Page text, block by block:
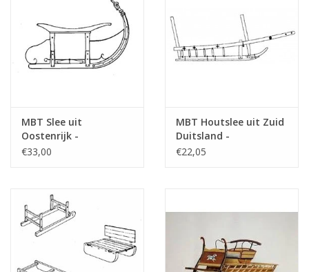
MBT Slee uit
Oostenrijk -
Bouwtekening Schaal 1
€33,00
MBT Houtslee uit Zuid
Duitsland -
Bouwtekening Schaal 1
€22,05